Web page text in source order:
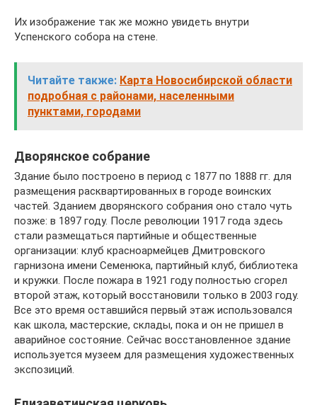
Их изображение так же можно увидеть внутри
Успенского собора на стене.
Читайте также: Карта Новосибирской области
подробная с районами, населенными
пунктами, городами
Дворянское собрание
Здание было построено в период с 1877 по 1888 гг. для
размещения расквартированных в городе воинских
частей. Зданием дворянского собрания оно стало чуть
позже: в 1897 году. После революции 1917 года здесь
стали размещаться партийные и общественные
организации: клуб красноармейцев Дмитровского
гарнизона имени Семенюка, партийный клуб, библиотека
и кружки. После пожара в 1921 году полностью сгорел
второй этаж, который восстановили только в 2003 году.
Все это время оставшийся первый этаж использовался
как школа, мастерские, склады, пока и он не пришел в
аварийное состояние. Сейчас восстановленное здание
используется музеем для размещения художественных
экспозиций.